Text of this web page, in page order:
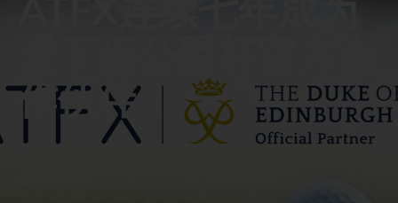
作伙伴！
ATFX